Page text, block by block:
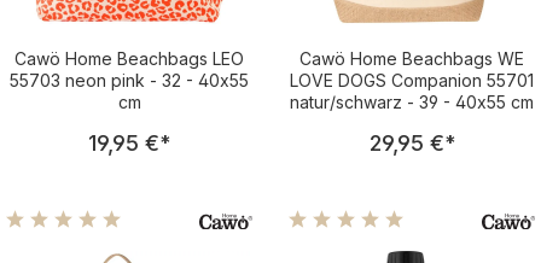
Cawö Home Beachbags LEO
55703 neon pink - 32 - 40x55
cm
Regulärer Preis:
19,95 €*
Cawö Home Beachbags WE
LOVE DOGS Companion 55701
natur/schwarz - 39 - 40x55 cm
Regulärer
29,95 €*
Durchschnittliche Bewertung von 5 von 5 Sternen
Durchschnittliche